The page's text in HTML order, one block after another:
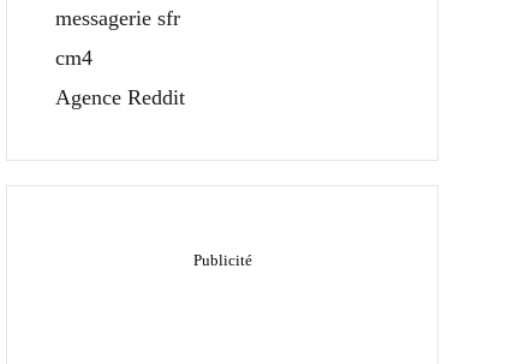
messagerie sfr
cm4
Agence Reddit